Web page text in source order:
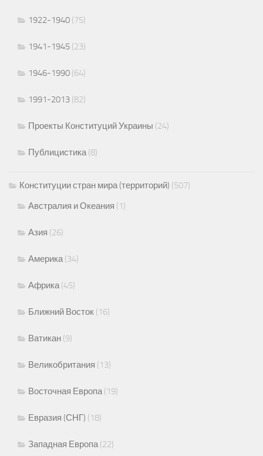
1922-1940 (75)
1941-1945 (23)
1946-1990 (64)
1991-2013 (82)
Проекты Конституций Украины (24)
Публицистика(8)
Конституции стран мира (территорий) (507)
Австралия и Океания (1)
Азия (26)
Америка(34)
Африка(45)
Ближний Восток (16)
Ватикан (9)
Великобритания (13)
Восточная Европа(19)
Евразия (СНГ) (18)
Западная Европа(22)